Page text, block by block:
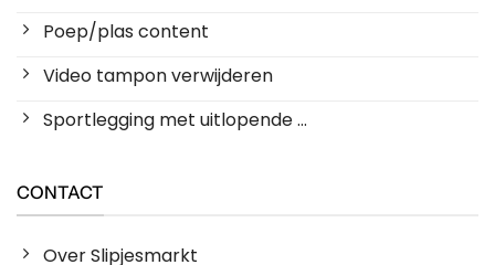
Poep/plas content
Video tampon verwijderen
Sportlegging met uitlopende ...
CONTACT
Over Slipjesmarkt